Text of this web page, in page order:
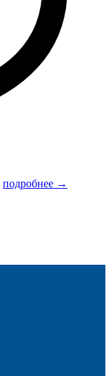
подробнее →